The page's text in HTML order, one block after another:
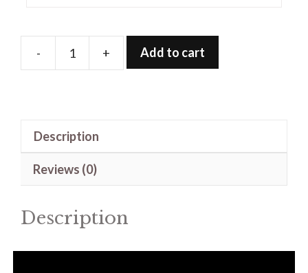
-
Folie
+ Add to cart
Description
Reviews (0)
Description